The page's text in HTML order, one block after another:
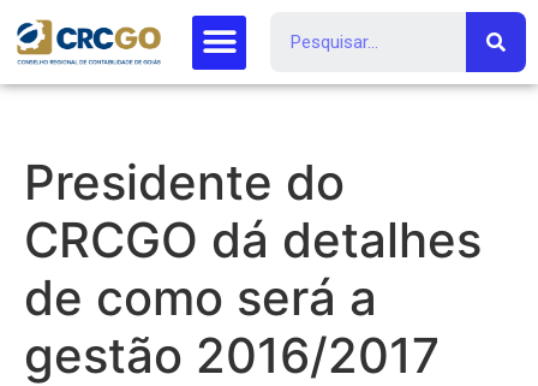
Presidente do
CRCGO dá detalhes
de como será a
gestão 2016/2017